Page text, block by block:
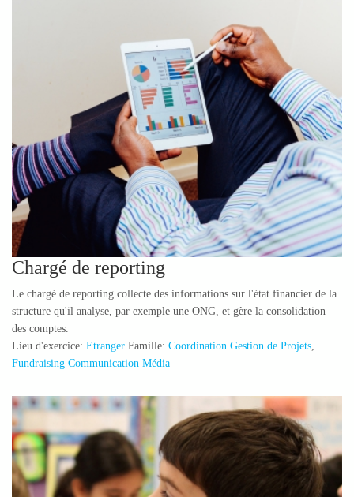
Chargé de reporting
Le chargé de reporting collecte des informations sur l'état financier de la
structure qu'il analyse, par exemple une ONG, et gère la consolidation
des comptes.
Lieu d'exercice: Etranger Famille: Coordination Gestion de Projets,
Fundraising Communication Média